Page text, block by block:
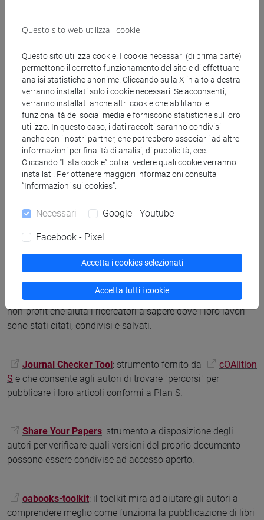
di articoli e libri, verificare le politiche editoriali, controllare le
possibilità di pubblicazione e condivisione dei lavori
scientifici e supportare la diffusione della ricerca.
EndNote Click(ex Kopernio): plugin sviluppato da Web
of Science e disponibile gratuitamente per Google Chrome,
Firefox e Opera che permette di recuperare online versioni
open access di articoli a pagamento, e rileva
automaticamente quali sottoscrizioni individuali o
istituzionali un utente già possiede facilitando in questo
modo l’accesso all’articolo.
Google Chrome e Firefox che segnala l'esistenza di una
versione open access di articoli a pagamento (contenuti
soprattutto in riviste di ambito scientifico o di scienze
sociali) attraverso la presenza di un lucchetto verde.
L'estensione è curata da
ImpactStory, un'organizzazione
non-profit che aiuta i ricercatori a sapere dove i loro lavori
sono stati citati, condivisi e salvati.
Journal Checker Tool: strumento fornito da
cOAlition
S e che consente agli autori di trovare "percorsi" per
pubblicare i loro articoli conformi a Plan S.
Share Your Papers: strumento a disposizione degli
autori per verificare quali versioni del proprio documento
possono essere condivise ad accesso aperto.
oabooks-toolkit: il toolkit mira ad aiutare gli autori a
comprendere meglio come funziona la pubblicazione di libri
Questo sito web utilizza i cookie
Questo sito utilizza cookie. I cookie necessari (di prima parte)
permettono il corretto funzionamento del sito e di effettuare
analisi statistiche anonime. Cliccando sulla X in alto a destra
verranno installati solo i cookie necessari. Se acconsenti,
verranno installati anche altri cookie che abilitano le
funzionalità dei social media e forniscono statistiche sul loro
utilizzo. In questo caso, i dati raccolti saranno condivisi
anche con i nostri partner, che potrebbero associarli ad altre
informazioni per finalità di analisi, di pubblicità, ecc.
Cliccando “Lista cookie” potrai vedere quali cookie verranno
installati. Per ottenere maggiori informazioni consulta
“Informazioni sui cookies”.
Necessari Google - Youtube
Facebook - Pixel
Accetta i cookies selezionati
Accetta tutti i cookie